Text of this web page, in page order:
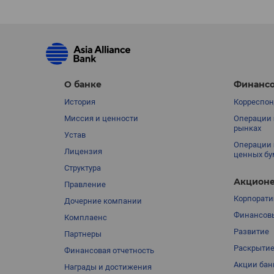
О банке
История
Миссия и ценности
Устав
Лицензия
Структура
Правление
Дочерние компании
Комплаенс
Партнеры
Финансовая отчетность
Награды и достижения
Операции
рынках
Операции
ценных
Развитие
Акции